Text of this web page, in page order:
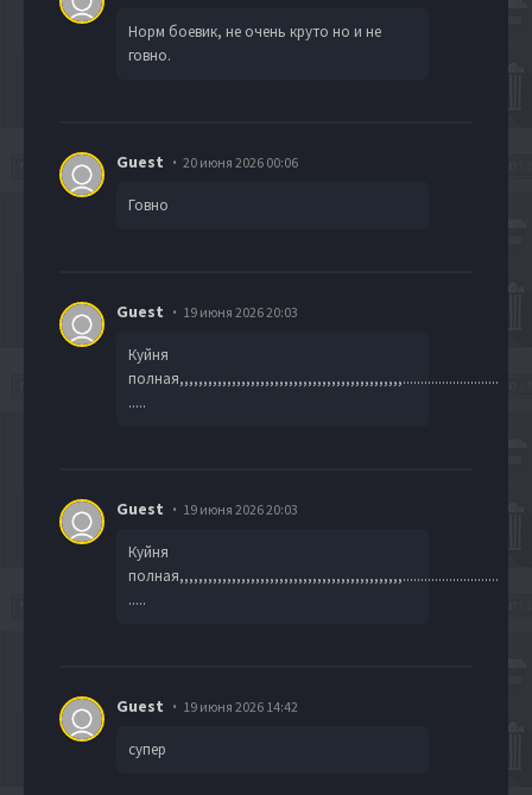
Норм боевик, не очень круто но и не
говно.
Guest 20 июня 2026 00:06
Говно
Guest 19 июня 2026 20:03
Куйня
полная,,,,,,,,,,,,,,,,,,,,,,,,,,,,,,,,,,,,,,,,,,,,,,,...........................
.....
Guest 19 июня 2026 20:03
Куйня
полная,,,,,,,,,,,,,,,,,,,,,,,,,,,,,,,,,,,,,,,,,,,,,,,...........................
.....
Guest 19 июня 2026 14:42
супер